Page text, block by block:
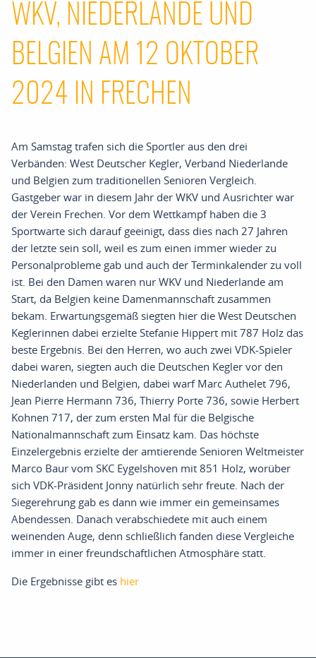
WKV, NIEDERLANDE UND
BELGIEN AM 12 OKTOBER
2024 IN FRECHEN
Am Samstag trafen sich die Sportler aus den drei
Verbänden: West Deutscher Kegler, Verband Niederlande
und Belgien zum traditionellen Senioren Vergleich.
Gastgeber war in diesem Jahr der WKV und Ausrichter war
der Verein Frechen. Vor dem Wettkampf haben die 3
Sportwarte sich darauf geeinigt, dass dies nach 27 Jahren
der letzte sein soll, weil es zum einen immer wieder zu
Personalprobleme gab und auch der Terminkalender zu voll
ist. Bei den Damen waren nur WKV und Niederlande am
Start, da Belgien keine Damenmannschaft zusammen
bekam. Erwartungsgemäß siegten hier die West Deutschen
Keglerinnen dabei erzielte Stefanie Hippert mit 787 Holz das
beste Ergebnis. Bei den Herren, wo auch zwei VDK-Spieler
dabei waren, siegten auch die Deutschen Kegler vor den
Niederlanden und Belgien, dabei warf Marc Authelet 796,
Jean Pierre Hermann 736, Thierry Porte 736, sowie Herbert
Kohnen 717, der zum ersten Mal für die Belgische
Nationalmannschaft zum Einsatz kam. Das höchste
Einzelergebnis erzielte der amtierende Senioren Weltmeister
Marco Baur vom SKC Eygelshoven mit 851 Holz, worüber
sich VDK-Präsident Jonny natürlich sehr freute. Nach der
Siegerehrung gab es dann wie immer ein gemeinsames
Abendessen. Danach verabschiedete mit auch einem
weinenden Auge, denn schließlich fanden diese Vergleiche
immer in einer freundschaftlichen Atmosphäre statt.
Die Ergebnisse gibt es hier